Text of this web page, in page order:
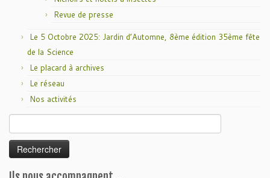
Revue de presse
Le 5 Octobre 2025: Jardin d’Automne, 8ème édition 35ème fête
de la Science
Le placard à archives
Le réseau
Nos activités